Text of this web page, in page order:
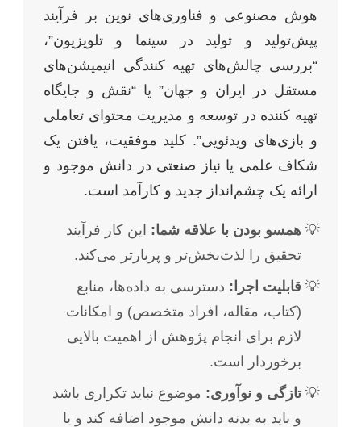
هوش مصنوعی و فناوری‌های نوین بر فرآیند
پیش‌تولید و تولید در سینما و تلویزیون”،
“بررسی چالش‌های تهیه کنندگی انیمیشن‌های
مستقل در ایران و جهان” یا “نقش و جایگاه
تهیه کننده در توسعه و مدیریت محتوای تعاملی
و بازی‌های ویدئویی”. کلید موفقیت، یافتن یک
شکاف علمی یا نیاز صنعتی در دانش موجود و
ارائه یک چشم‌انداز جدید و کارآمد است.
همسو بودن با علاقه شما: این کار فرآیند
تحقیق را لذت‌بخش‌تر و پربارتر می‌کند.
قابلیت اجرا: دسترسی به داده‌ها، منابع
(کتاب، مقاله، افراد متخصص) و امکانات
لازم برای انجام پژوهش از اهمیت بالایی
برخوردار است.
تازگی و نوآوری: موضوع نباید تکراری باشد
و باید به بدنه دانش موجود اضافه کند و یا